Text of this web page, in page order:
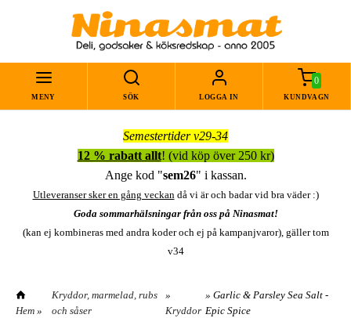
MENY SÖK LOGGA IN
0
KUNDVAGN
Semestertider v29-34
12 % rabatt allt! (vid köp över 250 kr)
Ange kod "sem26" i kassan.
Utleveranser sker en gång veckandå vi är och badar vid bra väder :)
Goda sommarhälsningar från oss på Ninasmat!
(kan ej kombineras med andra koder och ej på kampanjvaror), gäller tom
v34
Hem »
Kryddor, marmelad, rubs
och såser
»
Kryddor
» Garlic & Parsley Sea Salt -
Epic Spice